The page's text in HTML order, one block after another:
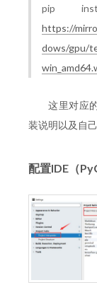
pip
https://
dows/gpu/
这里对应的
装说明以及自
配置IDE（